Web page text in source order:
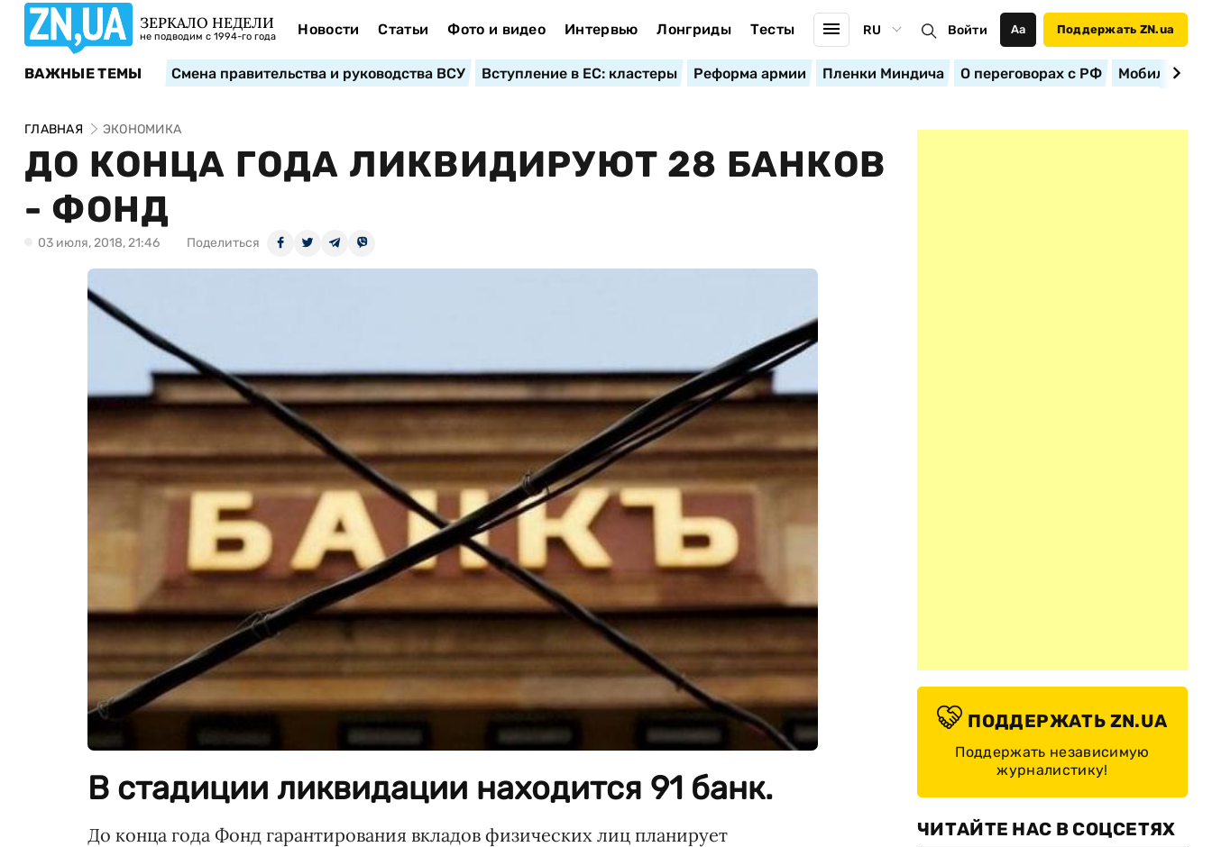
ЗЕРКАЛО НЕДЕЛИ
не подводим с 1994-го года Новости Статьи Фото и видео Интервью Лонгриды Тесты RU Войти Аа Поддержать ZN.ua
ВАЖНЫЕ ТЕМЫ Смена правительства и руководства ВСУ Вступление в ЕС: кластеры Реформа армии Пленки Миндича О переговорах с РФ
ГЛАВНАЯ ЭКОНОМИКА
ДО КОНЦА ГОДА ЛИКВИДИРУЮТ 28 БАНКОВ
- ФОНД
03 июля, 2018, 21:46 Поделиться
В стадиции ликвидации находится 91 банк.
До конца года Фонд гарантирования вкладов физических лиц планирует
ПОДДЕРЖАТЬ ZN.UA
Поддержать независимую
журналистику!
ЧИТАЙТЕ НАС В СОЦСЕТЯХ